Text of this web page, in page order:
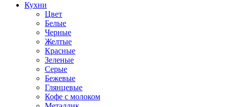
Кухни
Цвет
Белые
Черные
Желтые
Красные
Зеленые
Серые
Бежевые
Глянцевые
Кофе с молоком